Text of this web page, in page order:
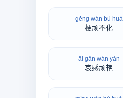
gěng wán bù huà
梗顽不化
āi gǎn wán yàn
哀感顽艳